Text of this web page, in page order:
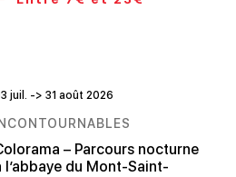
juil. -> 31 août 2026
INCONTOURNABLES
– Parcours nocturne
l’abbaye du Mont-Saint-